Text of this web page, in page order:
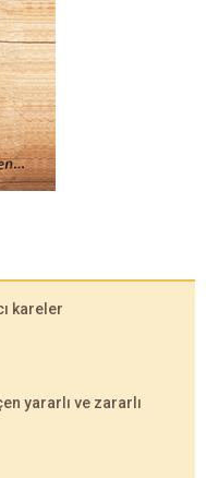
kareler
yararlı ve zararlı